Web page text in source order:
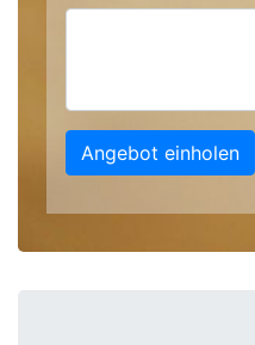
Angebot einholen